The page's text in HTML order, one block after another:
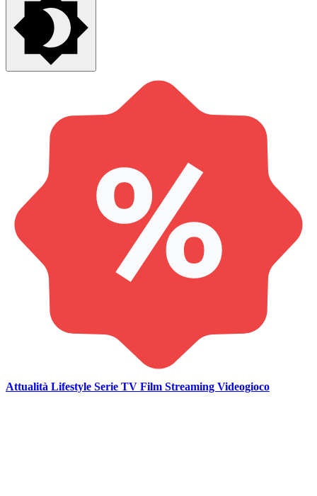
Attualità Lifestyle Serie TV Film Streaming Videogioco